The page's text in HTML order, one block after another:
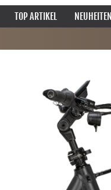
TOP ARTIKEL NEUHEITEN